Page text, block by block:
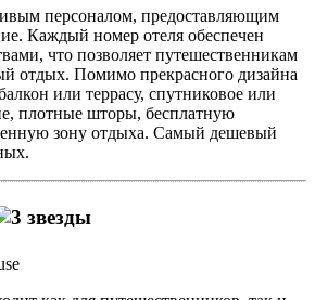
персоналом, предоставляющим
Каждый номер отеля обеспечен
что позволяет путешественникам
отдых. Помимо прекрасного дизайна
или террасу, спутниковое или
плотные шторы, бесплатную
зону отдыха. Самый дешевый